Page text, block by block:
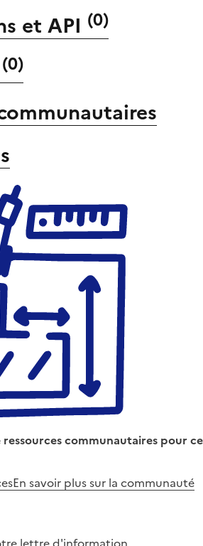
et API (0)
(0)
communautaires pour ce
En savoir plus sur la communauté